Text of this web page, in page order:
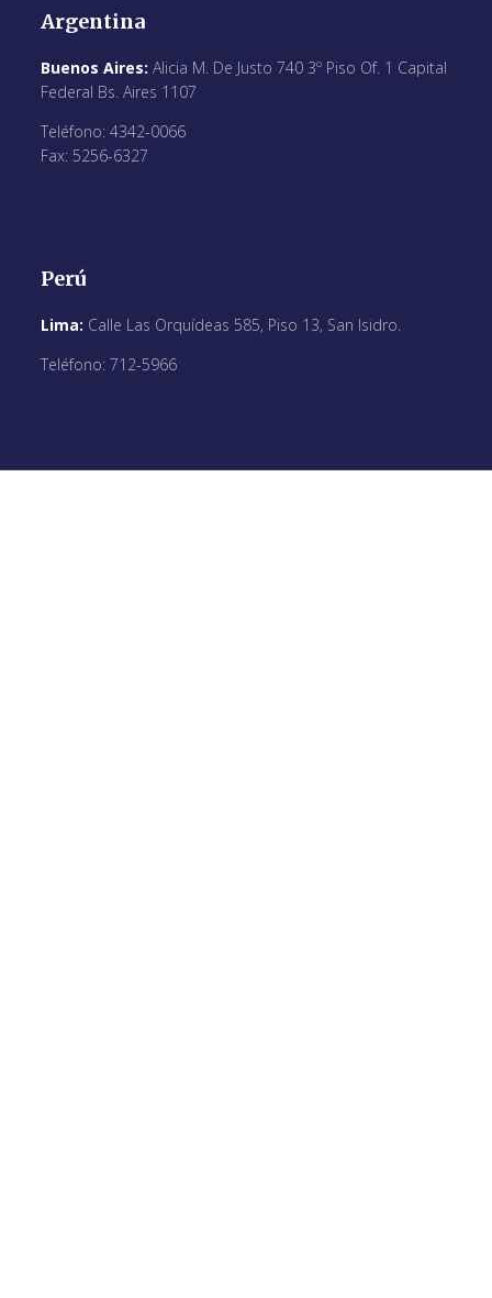
Argentina
Buenos Aires: Alicia M. De Justo 740 3º Piso Of. 1 Capital
Federal Bs. Aires 1107
Teléfono: 4342-0066
Fax: 5256-6327
Perú
Lima: Calle Las Orquídeas 585, Piso 13, San Isidro.
Teléfono: 712-5966